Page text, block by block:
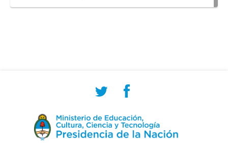
personas involucradas